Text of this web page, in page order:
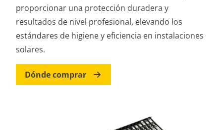
proporcionar una protección duradera y
resultados de nivel profesional, elevando los
estándares de higiene y eficiencia en instalaciones
solares.
Dónde comprar